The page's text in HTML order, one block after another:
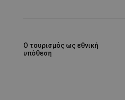
Ο τουρισμός ως εθνική
υπόθεση